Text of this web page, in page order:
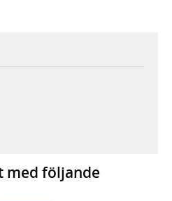
ny flik, extern webbplats,
webbplats,
flik, extern webbplats,
postklient,
med följande